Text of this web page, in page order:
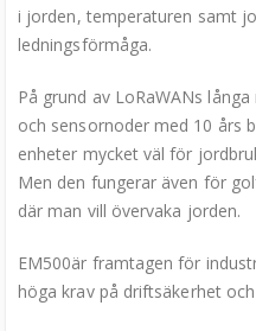
i jorden, temperaturen samt
ledningsförmåga.
På grund av LoRaWANs
och sensornoder med 10 års
enheter mycket väl för
Men den fungerar även för
där man vill övervaka jorden.
EM500är framtagen för
höga krav på driftsäkerhet